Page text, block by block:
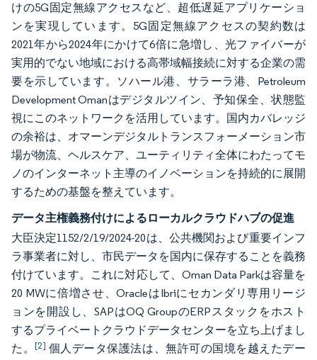
けの5G固定無線アクセスなど、超低遅延アプリケーショ
ンを実現しています。5G固定無線アクセスの契約数は
2021年から2024年にかけて6倍に急増し、光ファイバーが
実用的でない地域における高帯域幅接続に対する企業の需
要を示しています。ソハール港、サラーラ港、Petroleum
Development Omanはデジタルツイン、予知保全、状態監
視にこのネットワークを活用しています。国内カバレッジ
の余裕は、オマーンデジタルトランスフォーメーション市
場が物流、ヘルスケア、ユーティリティ全体にわたってモ
ノのインターネット主導のイノベーションを持続的に展開
するための基盤を整えています。
データ主権義務付けによるローカルクラウドハブの促進
大臣決定1152/2/19/2024-20は、公共機関および重要インフ
ラ事業者に対し、市民データを国内に保存することを義務
付けています。これに対応して、Oman Data Parkは容量を
20 MWに倍増させ、OracleはIbriにセカンダリ専用リージ
ョンを開設し、SAPはOQ GroupのERPスタックをホスト
するプライベートクラウドデータセンターを立ち上げまし
た。[2] 個人データ保護法は、無許可の国境を越えたデー